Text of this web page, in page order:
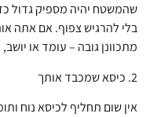
שהמשטח יהיה מספיק גדול
בלי להרגיש צפוף. אם אתה
מתכוונן גובה – עומד או
2. כיסא שמכבד אותך
אין שום תחליף לכיסא נוח